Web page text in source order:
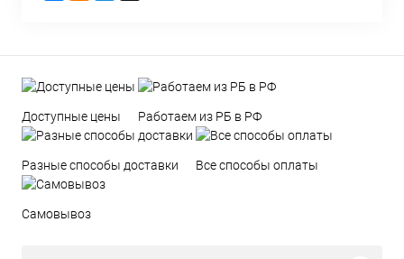
Доступные цены Работаем из РБ в РФ
Разные способы доставки Все способы оплаты
Самовывоз